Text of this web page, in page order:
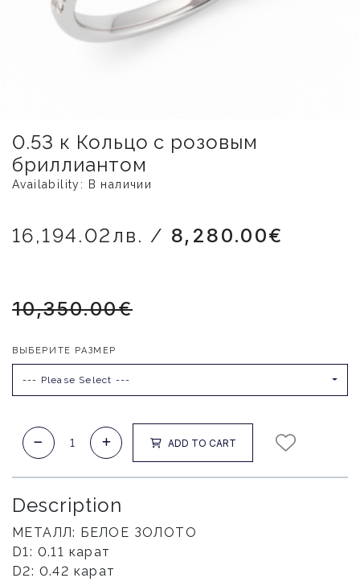
0.53 к Кольцо с розовым
бриллиантом
Availability: В наличии
16,194.02лв. / 8,280.00€
10,350.00€
ВЫБЕРИТЕ РАЗМЕР
--- Please Select ---
ADD TO CART
Description
МЕТАЛЛ: БЕЛОЕ ЗОЛОТО
D1: 0.11 карат
D2: 0.42 карат